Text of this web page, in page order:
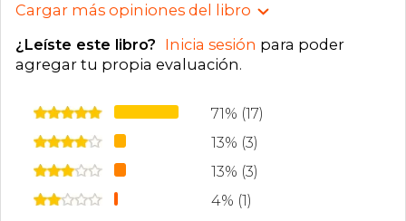
Cargar más opiniones del libro
¿Leíste este libro? Inicia sesión para poder
agregar tu propia evaluación.
71% (17)
13% (3)
13% (3)
4% (1)